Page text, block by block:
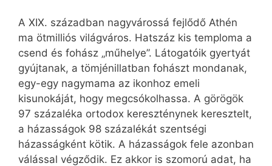
A XIX. században nagyvárossá fejlődő Athén
ma ötmilliós világváros. Hatszáz kis temploma a
csend és fohász „műhelye”. Látogatóik gyertyát
gyújtanak, a tömjénillatban fohászt mondanak,
egy-egy nagymama az ikonhoz emeli
kisunokáját, hogy megcsókolhassa. A görögök
97 százaléka ortodox kereszténynek keresztelt,
a házasságok 98 százalékát szentségi
házasságként kötik. A házasságok fele azonban
válással végződik. Ez akkor is szomorú adat, ha